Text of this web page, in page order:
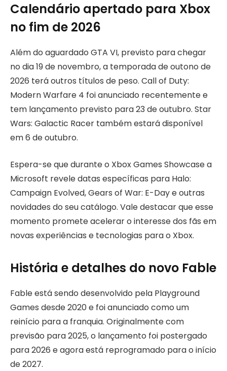
Calendário apertado para Xbox
no fim de 2026
Além do aguardado GTA VI, previsto para chegar
no dia 19 de novembro, a temporada de outono de
2026 terá outros títulos de peso. Call of Duty:
Modern Warfare 4 foi anunciado recentemente e
tem lançamento previsto para 23 de outubro. Star
Wars: Galactic Racer também estará disponível
em 6 de outubro.
Espera-se que durante o Xbox Games Showcase a
Microsoft revele datas específicas para Halo:
Campaign Evolved, Gears of War: E-Day e outras
novidades do seu catálogo. Vale destacar que esse
momento promete acelerar o interesse dos fãs em
novas experiências e tecnologias para o Xbox.
História e detalhes do novo Fable
Fable está sendo desenvolvido pela Playground
Games desde 2020 e foi anunciado como um
reinício para a franquia. Originalmente com
previsão para 2025, o lançamento foi postergado
para 2026 e agora está reprogramado para o início
de 2027.